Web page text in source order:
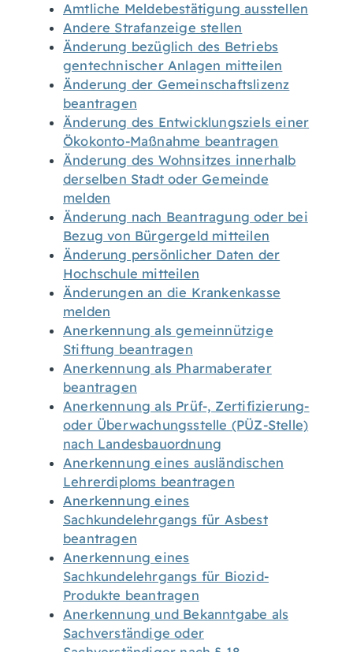
Amtliche Meldebestätigung ausstellen
Andere Strafanzeige stellen
Änderung bezüglich des Betriebs
gentechnischer Anlagen mitteilen
Änderung der Gemeinschaftslizenz
beantragen
Änderung des Entwicklungsziels einer
Ökokonto-Maßnahme beantragen
Änderung des Wohnsitzes innerhalb
derselben Stadt oder Gemeinde
melden
Änderung nach Beantragung oder bei
Bezug von Bürgergeld mitteilen
Änderung persönlicher Daten der
Hochschule mitteilen
Änderungen an die Krankenkasse
melden
Anerkennung als gemeinnützige
Stiftung beantragen
Anerkennung als Pharmaberater
beantragen
Anerkennung als Prüf-, Zertifizierung-
oder Überwachungsstelle (PÜZ-Stelle)
nach Landesbauordnung
Anerkennung eines ausländischen
Lehrerdiploms beantragen
Anerkennung eines
Sachkundelehrgangs für Asbest
beantragen
Anerkennung eines
Sachkundelehrgangs für Biozid-
Produkte beantragen
Anerkennung und Bekanntgabe als
Sachverständige oder